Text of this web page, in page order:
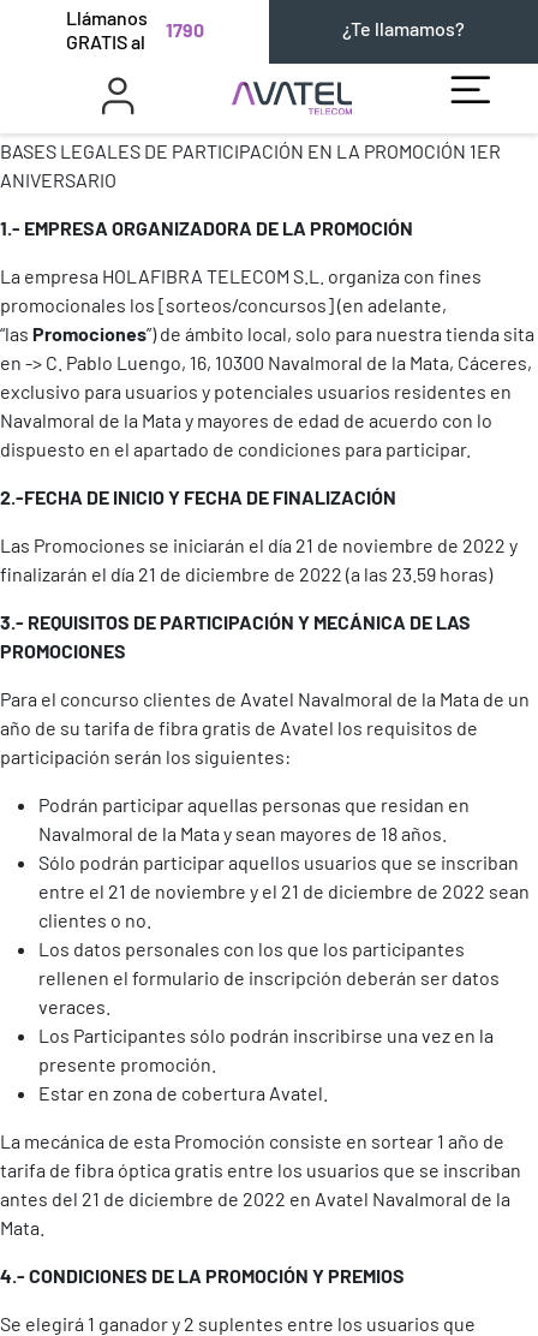
Llámanos
GRATIS al
1790 ¿Te llamamos?
BASES LEGALES DE PARTICIPACIÓN EN LA PROMOCIÓN 1ER
ANIVERSARIO
1.- EMPRESA ORGANIZADORA DE LA PROMOCIÓN
La empresa HOLAFIBRA TELECOM S.L. organiza con fines
promocionales los [sorteos/concursos] (en adelante,
“las Promociones”) de ámbito local, solo para nuestra tienda sita
en -> C. Pablo Luengo, 16, 10300 Navalmoral de la Mata, Cáceres,
exclusivo para usuarios y potenciales usuarios residentes en
Navalmoral de la Mata y mayores de edad de acuerdo con lo
dispuesto en el apartado de condiciones para participar.
2.-FECHA DE INICIO Y FECHA DE FINALIZACIÓN
Las Promociones se iniciarán el día 21 de noviembre de 2022 y
finalizarán el día 21 de diciembre de 2022 (a las 23.59 horas)
3.- REQUISITOS DE PARTICIPACIÓN Y MECÁNICA DE LAS
PROMOCIONES
Para el concurso clientes de Avatel Navalmoral de la Mata de un
año de su tarifa de fibra gratis de Avatel los requisitos de
participación serán los siguientes:
Podrán participar aquellas personas que residan en
Navalmoral de la Mata y sean mayores de 18 años.
Sólo podrán participar aquellos usuarios que se inscriban
entre el 21 de noviembre y el 21 de diciembre de 2022 sean
clientes o no.
Los datos personales con los que los participantes
rellenen el formulario de inscripción deberán ser datos
veraces.
Los Participantes sólo podrán inscribirse una vez en la
presente promoción.
Estar en zona de cobertura Avatel.
La mecánica de esta Promoción consiste en sortear 1 año de
tarifa de fibra óptica gratis entre los usuarios que se inscriban
antes del 21 de diciembre de 2022 en Avatel Navalmoral de la
Mata.
4.- CONDICIONES DE LA PROMOCIÓN Y PREMIOS
Se elegirá 1 ganador y 2 suplentes entre los usuarios que